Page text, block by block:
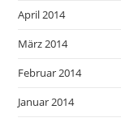
April 2014
März 2014
Februar 2014
Januar 2014